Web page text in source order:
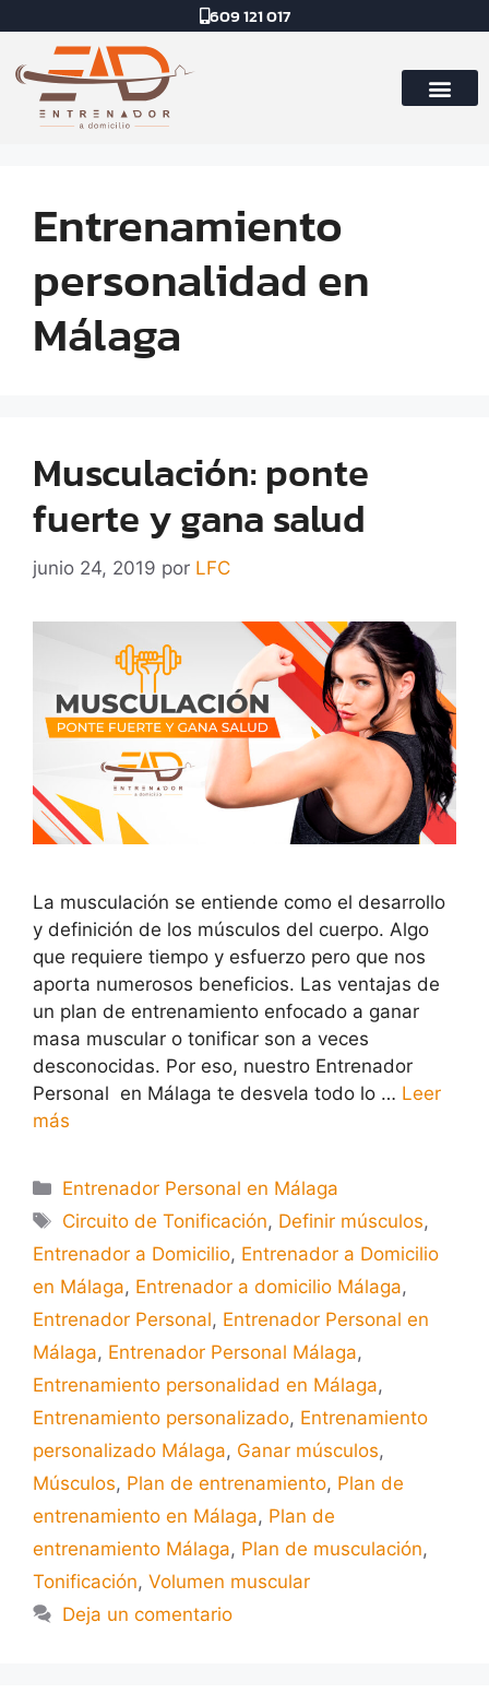
609 121 017
Entrenamiento
personalidad en
Málaga
Musculación: ponte
fuerte y gana salud
junio 24, 2019 por LFC
La musculación se entiende como el desarrollo
y definición de los músculos del cuerpo. Algo
que requiere tiempo y esfuerzo pero que nos
aporta numerosos beneficios. Las ventajas de
un plan de entrenamiento enfocado a ganar
masa muscular o tonificar son a veces
desconocidas. Por eso, nuestro Entrenador
Personal en Málaga te desvela todo lo … Leer
más
Entrenador Personal en Málaga
Circuito de Tonificación, Definir músculos,
Entrenador a Domicilio, Entrenador a Domicilio
en Málaga, Entrenador a domicilio Málaga,
Entrenador Personal, Entrenador Personal en
Málaga, Entrenador Personal Málaga,
Entrenamiento personalidad en Málaga,
Entrenamiento personalizado, Entrenamiento
personalizado Málaga, Ganar músculos,
Músculos, Plan de entrenamiento, Plan de
entrenamiento en Málaga, Plan de
entrenamiento Málaga, Plan de musculación,
Tonificación, Volumen muscular
Deja un comentario